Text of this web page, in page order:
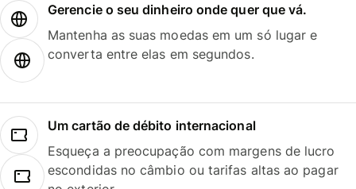
Gerencie o seu dinheiro onde quer que vá.
Mantenha as suas moedas em um só lugar e
converta entre elas em segundos.
Um cartão de débito internacional
Esqueça a preocupação com margens de lucro
escondidas no câmbio ou tarifas altas ao pagar